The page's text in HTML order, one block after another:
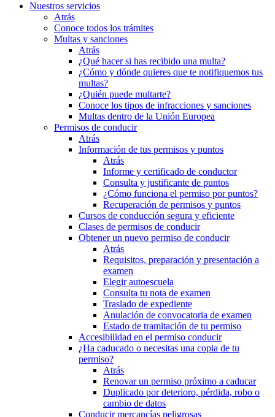
Nuestros servicios
Atrás
Conoce todos los trámites
Multas y sanciones
Atrás
¿Qué hacer si has recibido una multa?
¿Cómo y dónde quieres que te notifiquemos tus
multas?
¿Quién puede multarte?
Conoce los tipos de infracciones y sanciones
Multas dentro de la Unión Europea
Permisos de conducir
Atrás
Información de tus permisos y puntos
Atrás
Informe y certificado de conductor
Consulta y justificante de puntos
¿Cómo funciona el permiso por puntos?
Recuperación de permisos y puntos
Cursos de conducción segura y eficiente
Clases de permisos de conducir
Obtener un nuevo permiso de conducir
Atrás
Requisitos, preparación y presentación a
examen
Elegir autoescuela
Consulta tu nota de examen
Traslado de expediente
Anulación de convocatoria de examen
Estado de tramitación de tu permiso
Accesibilidad en el permiso conducir
¿Ha caducado o necesitas una copia de tu
permiso?
Atrás
Renovar un permiso próximo a caducar
Duplicado por deterioro, pérdida, robo o
cambio de datos
Conducir mercancías peligrosas